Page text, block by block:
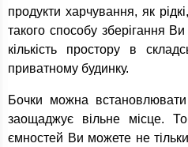
продукти харчування, як
такого способу зберігання
кількість простору в
приватному будинку.
Бочки можна
заощаджує вільне місце.
ємностей Ви можете не